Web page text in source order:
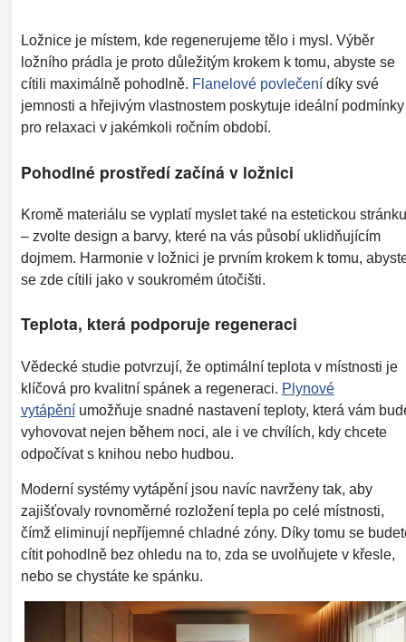
Ložnice je místem, kde regenerujeme tělo i mysl. Výběr
ložního prádla je proto důležitým krokem k tomu, abyste se
cítili maximálně pohodlně. Flanelové povlečenídíky své
jemnosti a hřejivým vlastnostem poskytuje ideální podmínky
pro relaxaci v jakémkoli ročním období.
Pohodlné prostředí začíná v ložnici
Kromě materiálu se vyplatí myslet také na estetickou stránku
– zvolte design a barvy, které na vás působí uklidňujícím
dojmem. Harmonie v ložnici je prvním krokem k tomu,
se zde cítili jako v soukromém útočišti.
Teplota, která podporuje regeneraci
Vědecké studie potvrzují, že optimální teplota v místnosti je
klíčová pro kvalitní spánek a regeneraci. Plynové
vytápěníumožňuje snadné nastavení teploty, která vám
vyhovovat nejen během noci, ale i ve chvílích, kdy chcete
odpočívat s knihou nebo hudbou.
Moderní systémy vytápění jsou navíc navrženy tak, aby
zajišťovaly rovnoměrné rozložení tepla po celé místnosti,
čímž eliminují nepříjemné chladné zóny. Díky tomu se
cítit pohodlně bez ohledu na to, zda se uvolňujete v křesle,
nebo se chystáte ke spánku.